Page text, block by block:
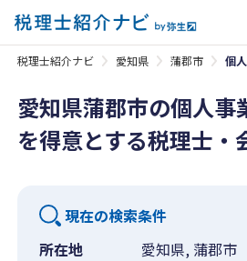
税理士紹介ナビ 愛知県 蒲郡市 個
愛知県蒲郡市の個人事
を得意とする税理士・
現在の検索条件
所在地
愛知県, 蒲郡市